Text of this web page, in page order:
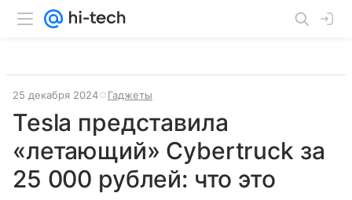
25 декабря 2024 Гаджеты
Tesla представила
«летающий» Cybertruck за
25 000 рублей: что это